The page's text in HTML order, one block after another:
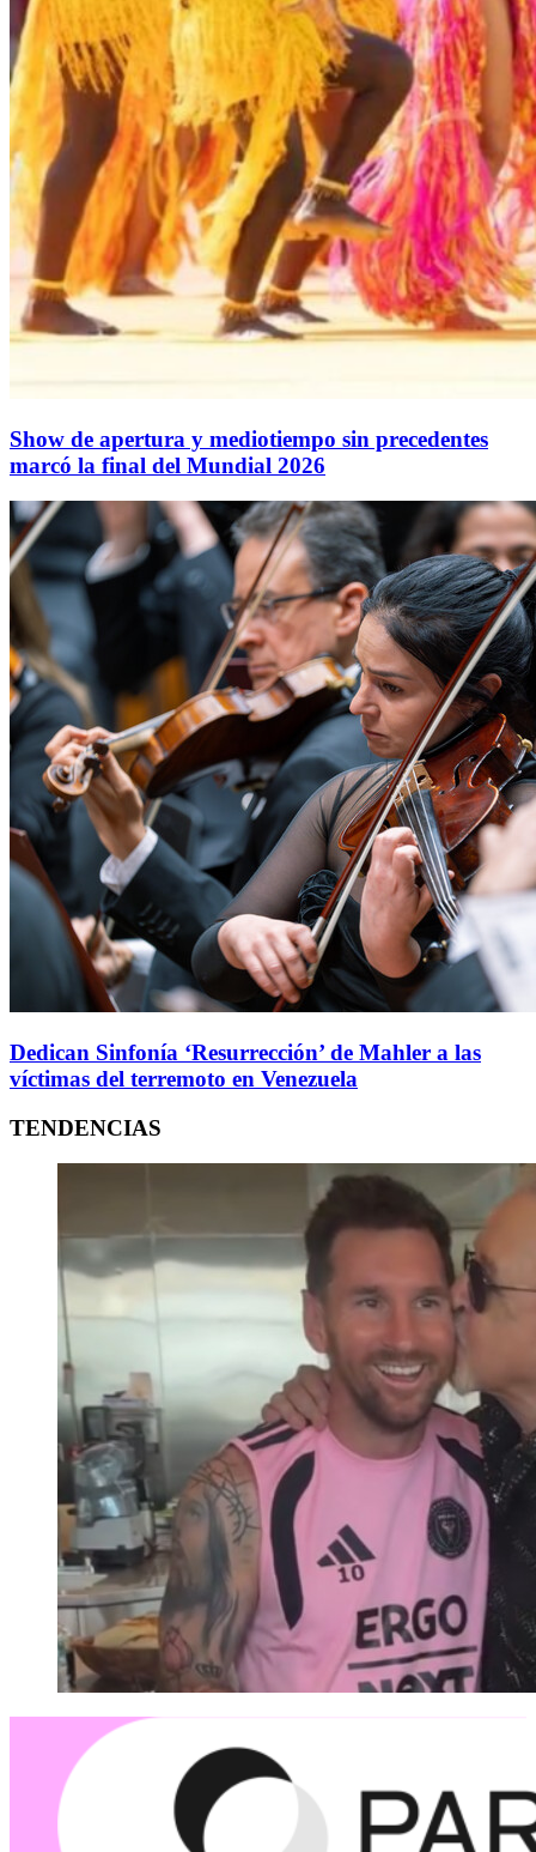
Show de apertura y mediotiempo sin precedentes
marcó la final del Mundial 2026
Dedican Sinfonía ‘Resurrección’ de Mahler a las
víctimas del terremoto en Venezuela
TENDENCIAS